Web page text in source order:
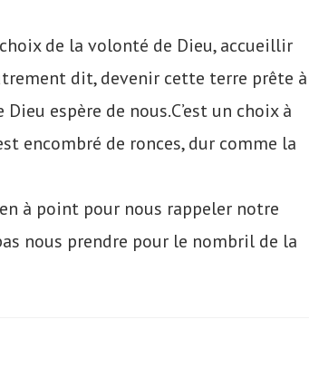
de la volonté de Dieu, accueillir
dit, devenir cette terre prête à
espère de nous.C’est un choix à
encombré de ronces, dur comme la
à point pour nous rappeler notre
nous prendre pour le nombril de la